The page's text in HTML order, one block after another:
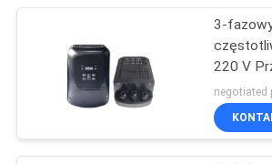
Spawanie z
indukcyjnym
3-
220 V
CE
negotiated